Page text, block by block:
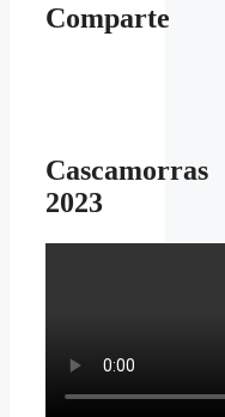
Comparte
Cascamorras
2023